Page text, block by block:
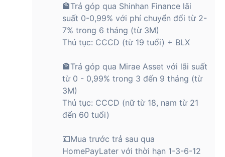
🏦Trả góp qua Shinhan Finance lãi
suất 0-0,99% với phí chuyển đổi từ 2-
7% trong 6 tháng (từ 3M)
Thủ tục: CCCD (từ 19 tuổi) + BLX
🏦Trả góp qua Mirae Asset với lãi suất
từ 0 - 0,99% trong 3 đến 9 tháng (từ
3M)
Thủ tục: CCCD (nữ từ 18, nam từ 21
đến 60 tuổi)
💷Mua trước trả sau qua
HomePayLater với thời hạn 1-3-6-12